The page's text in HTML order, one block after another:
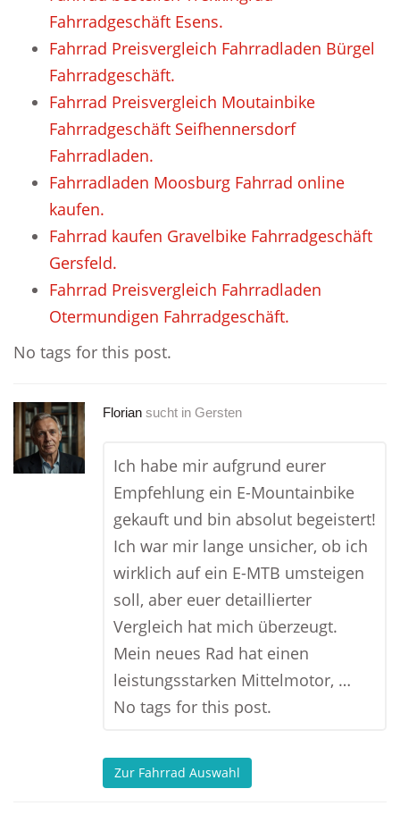
Fahrradgeschäft Esens.
Fahrrad Preisvergleich Fahrradladen Bürgel
Fahrradgeschäft.
Fahrrad Preisvergleich Moutainbike
Fahrradgeschäft Seifhennersdorf
Fahrradladen.
Fahrradladen Moosburg Fahrrad online
kaufen.
Fahrrad kaufen Gravelbike Fahrradgeschäft
Gersfeld.
Fahrrad Preisvergleich Fahrradladen
Otermundigen Fahrradgeschäft.
No tags for this post.
Florian sucht in Gersten
Ich habe mir aufgrund eurer
Empfehlung ein E-Mountainbike
gekauft und bin absolut begeistert!
Ich war mir lange unsicher, ob ich
wirklich auf ein E-MTB umsteigen
soll, aber euer detaillierter
Vergleich hat mich überzeugt.
Mein neues Rad hat einen
leistungsstarken Mittelmotor, …
No tags for this post.
Zur Fahrrad Auswahl